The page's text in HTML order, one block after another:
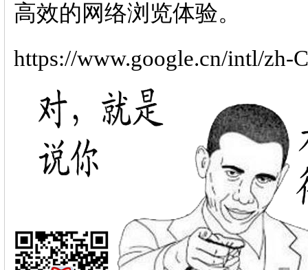
高效的网络浏览体验。
https://www.google.cn/intl/zh-